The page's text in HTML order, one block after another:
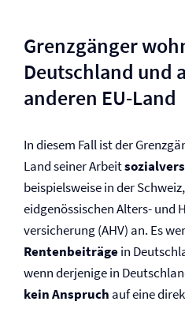
Grenzgänger
Deutschland und
anderen EU-Land
In diesem Fall ist der
Land seiner Arbeit
beispielsweise in der
eidgenössischen Alters- und
versicherung (AHV) an. Es
Rentenbeiträgein
wenn derjenige in
kein Anspruch auf eine